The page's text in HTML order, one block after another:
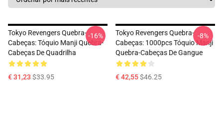
Tokyo Revengers Quebra-
Cabeças: Tóquio Manji Quebra-
Cabeças De Quadrilha
€ 31,23 $33.95
-16%
Tokyo Revengers Quebra-
Cabeças: 1000pcs Tóquio Manji
Quebra-Cabeças De Gangue
€ 42,55$46.25
-8%